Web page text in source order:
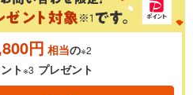
円 相当の※2
ト※3 プレゼント